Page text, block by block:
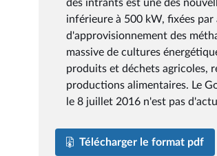
des intrants est une des
inférieure à 500 kW, fixées
d'approvisionnement des
massive de cultures
produits et déchets agricoles,
productions alimentaires. Le
le 8 juillet 2016 n'est pas
Télécharger le format pdf